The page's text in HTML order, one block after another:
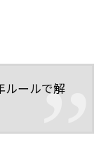
ルールで解